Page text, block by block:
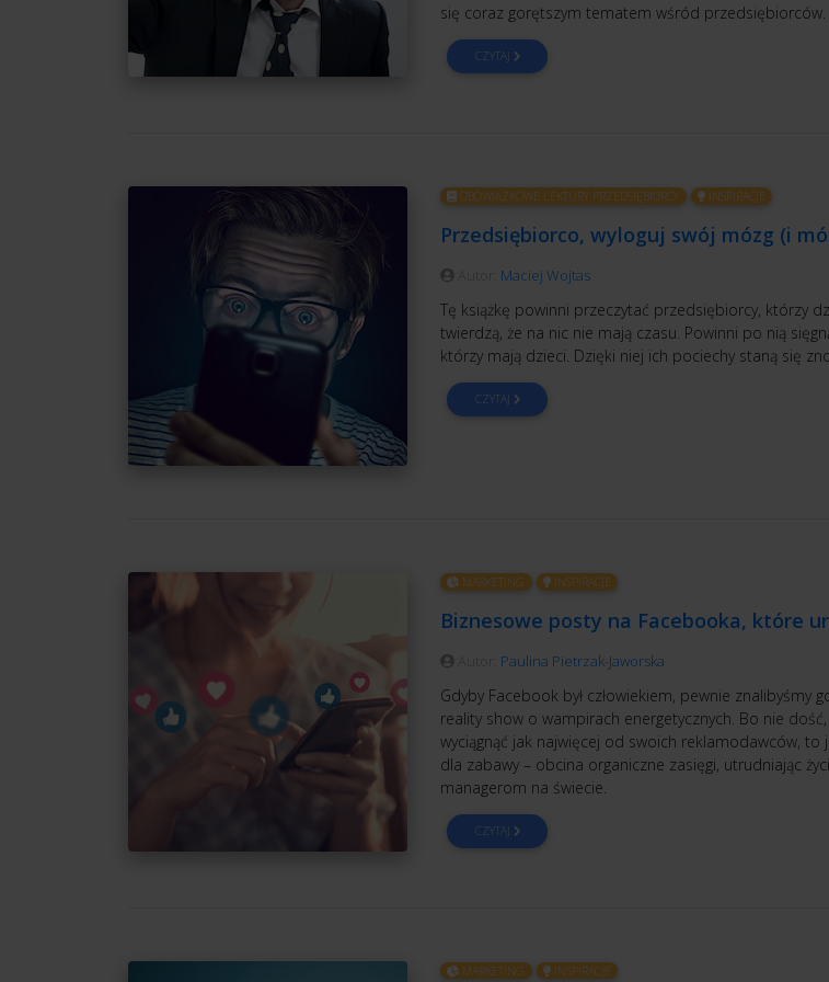
się coraz gorętszym tematem wśród przedsiębiorców.
CZYTAJ
OBOWIĄZKOWE LEKTURY PRZEDSIĘBIORCY INSPIRACJE
Przedsiębiorco, wyloguj swój mózg (i
Maciej Wojtas
Tę książkę powinni przeczytać przedsiębiorcy, którzy
twierdzą, że na nic nie mają czasu. Powinni po nią
którzy mają dzieci. Dzięki niej ich pociechy staną się
CZYTAJ
MARKETING INSPIRACJE
Biznesowe posty na Facebooka, które
Paulina Pietrzak-Jaworska
Gdyby Facebook był człowiekiem, pewnie znalibyśmy
reality show o wampirach energetycznych. Bo nie
wyciągnąć jak najwięcej od swoich reklamodawców, to
dla zabawy – obcina organiczne zasięgi, utrudniając
managerom na świecie.
CZYTAJ
MARKETING INSPIRACJE